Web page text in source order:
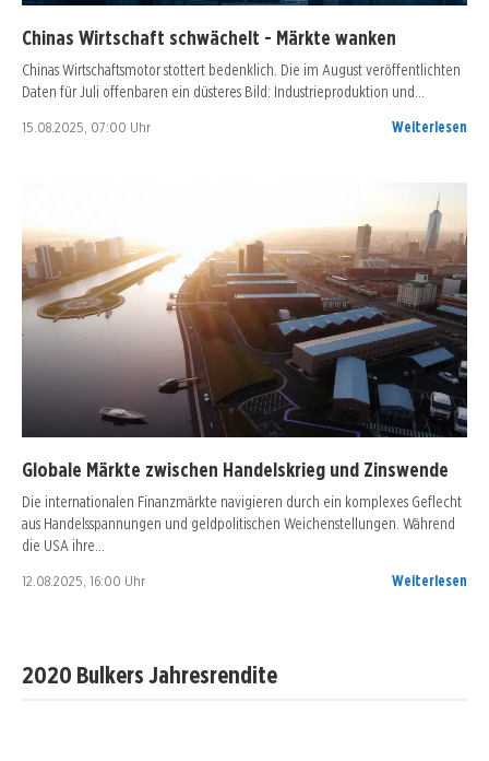
Chinas Wirtschaft schwächelt - Märkte wanken
Chinas Wirtschaftsmotor stottert bedenklich. Die im August veröffentlichten
Daten für Juli offenbaren ein düsteres Bild: Industrieproduktion und…
15.08.2025, 07:00 Uhr Weiterlesen
Globale Märkte zwischen Handelskrieg und Zinswende
Die internationalen Finanzmärkte navigieren durch ein komplexes Geflecht
aus Handelsspannungen und geldpolitischen Weichenstellungen. Während
die USA ihre…
12.08.2025, 16:00 Uhr Weiterlesen
2020 Bulkers Jahresrendite